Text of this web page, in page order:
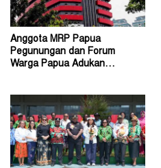
Anggota MRP Papua
Pegunungan dan Forum
Warga Papua Adukan